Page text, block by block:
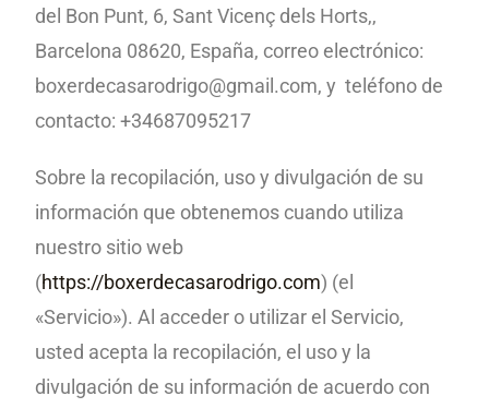
del Bon Punt, 6, Sant Vicenç dels Horts,,
Barcelona 08620, España, correo electrónico:
boxerdecasarodrigo@gmail.com, y teléfono de
contacto: +34687095217
Sobre la recopilación, uso y divulgación de su
información que obtenemos cuando utiliza
nuestro sitio web
(https://boxerdecasarodrigo.com) (el
«Servicio»).Al acceder o utilizar el Servicio,
usted acepta la recopilación, el uso y la
divulgación de su información de acuerdo con